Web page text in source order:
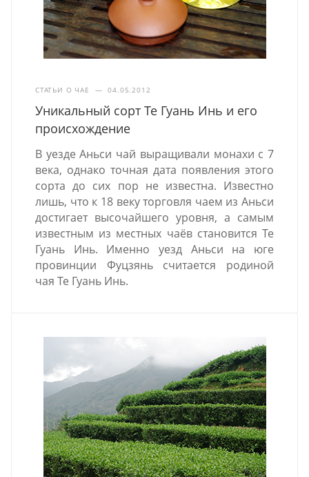
СТАТЬИ О ЧАЕ — 04.05.2012
Уникальный сорт Те Гуань Инь и его
происхождение
В уезде Аньси чай выращивали монахи с 7
века, однако точная дата появления этого
сорта до сих пор не известна. Известно
лишь, что к 18 веку торговля чаем из Аньси
достигает высочайшего уровня, а самым
известным из местных чаёв становится Те
Гуань Инь. Именно уезд Аньси на юге
провинции Фуцзянь считается родиной
чая Те Гуань Инь.